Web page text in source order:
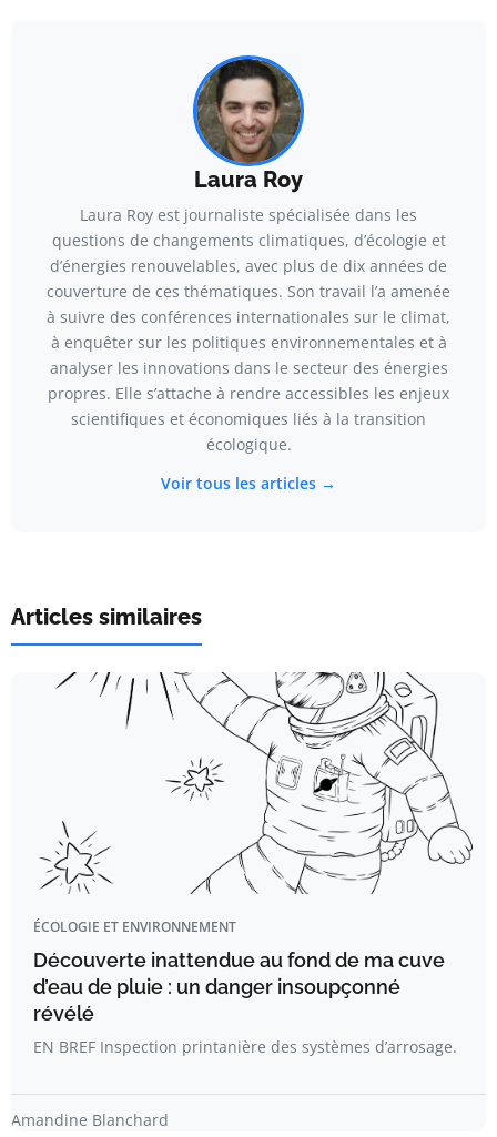
Laura Roy
Laura Roy est journaliste spécialisée dans les
questions de changements climatiques, d’écologie et
d’énergies renouvelables, avec plus de dix années de
couverture de ces thématiques. Son travail l’a amenée
à suivre des conférences internationales sur le climat,
à enquêter sur les politiques environnementales et à
analyser les innovations dans le secteur des énergies
propres. Elle s’attache à rendre accessibles les enjeux
scientifiques et économiques liés à la transition
écologique.
Voir tous les articles →
Articles similaires
ÉCOLOGIE ET ENVIRONNEMENT
Découverte inattendue au fond de ma cuve
d’eau de pluie : un danger insoupçonné
révélé
EN BREF Inspection printanière des systèmes d’arrosage.
Amandine Blanchard